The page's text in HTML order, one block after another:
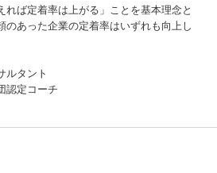
れば定着率は上がる」ことを基本理念と
のあった企業の定着率はいずれも向上し
ルタント
認定コーチ